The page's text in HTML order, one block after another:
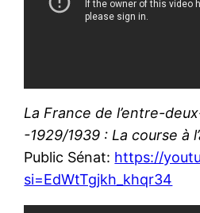
La France de l’entre-
-1929/1939 : La course à
Public Sénat: https://
si=EdWtTgjkh_khqr34